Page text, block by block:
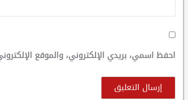
احفظ اسمي، بريدي الإلكتروني، والموقع